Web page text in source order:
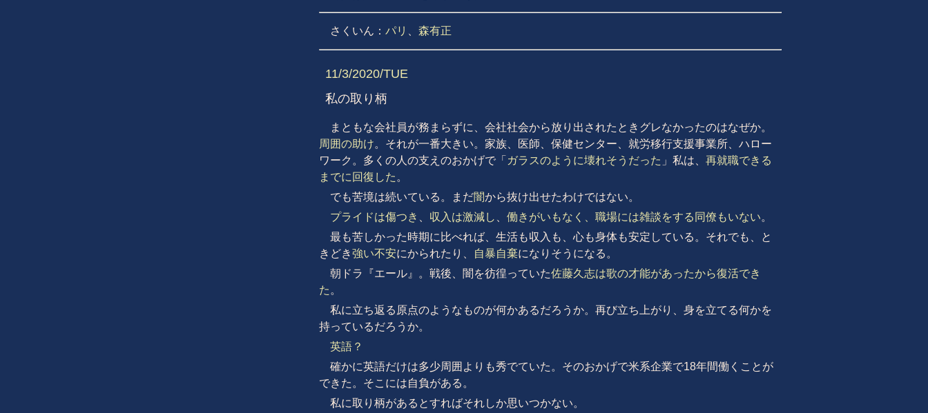
さくいん： パリ 森有正
11/3/2020/TUE
私の取り柄
まともな会社員が務まらずに、会社社会から放り出されたときグレなかったのはなぜか。
周囲の助け。それが一番大きい。家族、医師、保健センター、就労移行支援事業所、ハロー
ワーク。多くの人の支えのおかげで「 ガラスのように壊れそうだった 」私は、 再就職できる
までに回復した 。
でも苦境は続いている。まだ闇から抜け出せたわけではない。
プライドは傷つき
収入は激減し 働きがいもなく、職場には雑談をする同僚もいない。
最も苦しかった時期に比べれば、生活も収入も、心も身体も安定している。それでも、と
きどき強い不安にかられたり、 自暴自棄になりそうになる。
朝ドラ『エール』。戦後、闇を彷徨っていた佐藤久志は歌の才能があったから復活でき
た 。
私に立ち返る原点のようなものが何かあるだろうか。再び立ち上がり、身を立てる何かを
持っているだろうか。
英語？
確かに英語だけは多少周囲よりも秀でていた。そのおかげで米系企業で18年間働くことが
できた。そこには自負がある。
私に取り柄があるとすればそれしか思いつかない。